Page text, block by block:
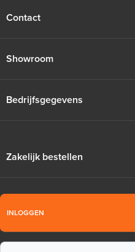
Contact
Showroom
Bedrijfsgegevens
Zakelijk bestellen
INLOGGEN